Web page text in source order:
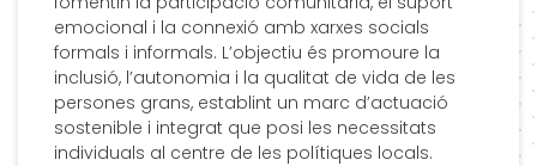
emocional i la connexió amb xarxes socials
formals i informals. L’objectiu és promoure la
inclusió, l’autonomia i la qualitat de vida de les
persones grans, establint un marc d’actuació
sostenible i integrat que posi les necessitats
individuals al centre de les polítiques locals.